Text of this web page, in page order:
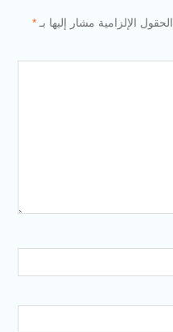
الحقول الإلزامية مشار إليها بـ *